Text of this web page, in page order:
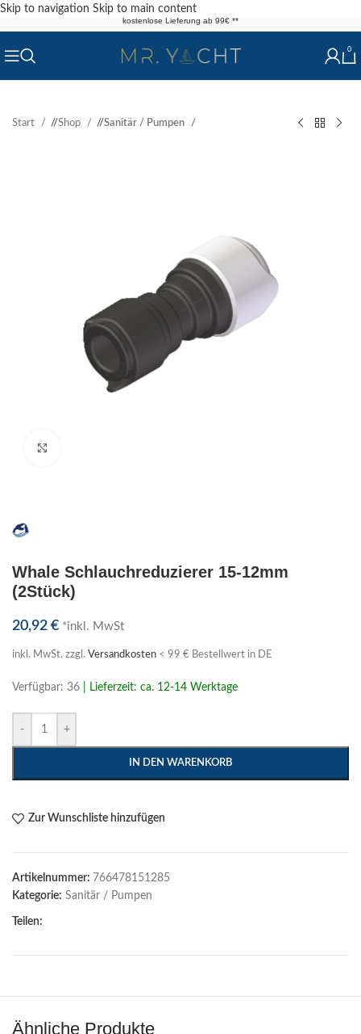
Skip to navigation Skip to main content
kostenlose Lieferung ab 99€ **
0
Start / Shop / Sanitär / Pumpen
Whale Schlauchreduzierer 15-12mm
(2Stück)
20,92 € *inkl. MwSt
inkl. MwSt. zzgl. Versandkosten < 99 € Bestellwert in DE
Verfügbar: 36 | Lieferzeit: ca. 12-14 Werktage
- +
IN DEN WARENKORB
Zur Wunschliste hinzufügen
Artikelnummer: 766478151285
Kategorie: Sanitär / Pumpen
Teilen:
Ähnliche Produkte